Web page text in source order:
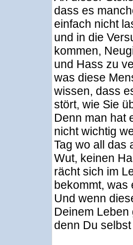
dass es
einfach nicht
und in die
kommen,
und Hass zu
was diese
wissen, dass
stört, wie Sie
Denn man hat
nicht wichtig
Tag wo all das
Wut, keinen
rächt sich im
bekommt, was
Und wenn
Deinem Leben
denn Du